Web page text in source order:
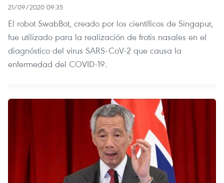
21/09/2020 09:35
El robot SwabBot, creado por los científicos de Singapur,
fue utilizado para la realización de frotis nasales en el
diagnóstico del virus SARS-CoV-2 que causa la
enfermedad del COVID-19.